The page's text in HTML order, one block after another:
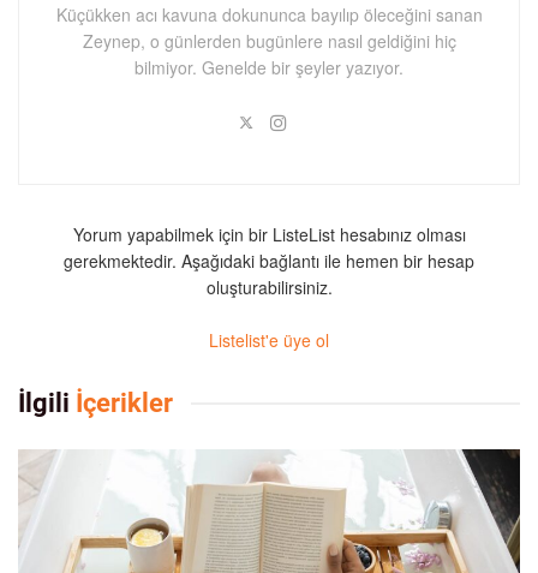
Küçükken acı kavuna dokununca bayılıp öleceğini sanan
Zeynep, o günlerden bugünlere nasıl geldiğini hiç
bilmiyor. Genelde bir şeyler yazıyor.
Yorum yapabilmek için bir ListeList hesabınız olması
gerekmektedir. Aşağıdaki bağlantı ile hemen bir hesap
oluşturabilirsiniz.
Listelist'e üye ol
İlgili İçerikler